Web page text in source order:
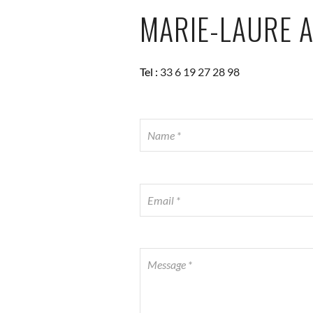
MARIE-LAURE
Tel : 33 6 19 27 28 98